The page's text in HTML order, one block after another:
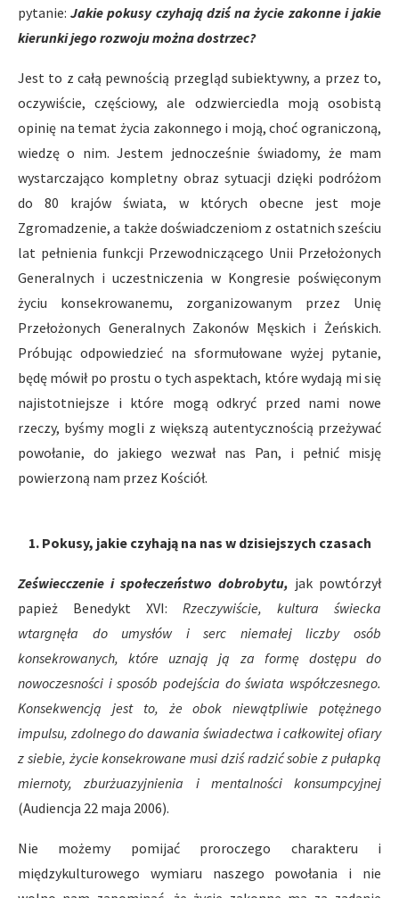
pytanie:Jakie pokusy czyhają dziś na życie zakonne i jakie
kierunki jego rozwoju można dostrzec?
Jest to z całą pewnością przegląd subiektywny, a przez to,
oczywiście, częściowy, ale odzwierciedla moją osobistą
opinię na temat życia zakonnego i moją, choć ograniczoną,
wiedzę o nim. Jestem jednocześnie świadomy, że mam
wystarczająco kompletny obraz sytuacji dzięki podróżom
do 80 krajów świata, w których obecne jest moje
Zgromadzenie, a także doświadczeniom z ostatnich sześciu
lat pełnienia funkcji Przewodniczącego Unii Przełożonych
Generalnych i uczestniczenia w Kongresie poświęconym
życiu konsekrowanemu, zorganizowanym przez Unię
Przełożonych Generalnych Zakonów Męskich i Żeńskich.
Próbując odpowiedzieć na sformułowane wyżej pytanie,
będę mówił po prostu o tych aspektach, które wydają mi się
najistotniejsze i które mogą odkryć przed nami nowe
rzeczy, byśmy mogli z większą autentycznością przeżywać
powołanie, do jakiego wezwał nas Pan, i pełnić misję
powierzoną nam przez Kościół.
1. Pokusy, jakie czyhają na nas w dzisiejszych czasach
Zeświecczenie i społeczeństwo dobrobytu, jak powtórzył
papież Benedykt XVI: Rzeczywiście, kultura świecka
wtargnęła do umysłów i serc niemałej liczby osób
konsekrowanych, które uznają ją za formę dostępu do
nowoczesności i sposób podejścia do świata współczesnego.
Konsekwencją jest to, że obok niewątpliwie potężnego
impulsu, zdolnego do dawania świadectwa i całkowitej ofiary
z siebie, życie konsekrowane musi dziś radzić sobie z pułapką
miernoty, zburżuazyjnienia i mentalności konsumpcyjnej
(Audiencja 22 maja 2006).
Nie możemy pomijać proroczego charakteru i
międzykulturowego wymiaru naszego powołania i nie